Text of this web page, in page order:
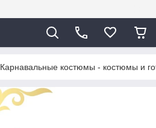
Карнавальные костюмы - костюмы и